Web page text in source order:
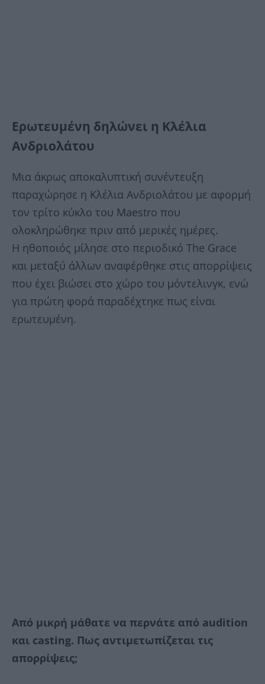
Ερωτευμένη δηλώνει η Κλέλια
Ανδριολάτου
Mια άκρως αποκαλυπτική συνέντευξη
παραχώρησε η Κλέλια Ανδριολάτου με αφορμή
τον τρίτο κύκλο του Maestro που
ολοκληρώθηκε πριν από μερικές ημέρες.
Η ηθοποιός μίλησε στο περιοδικό The Grace
και μεταξύ άλλων αναφέρθηκε στις απορρίψεις
που έχει βιώσει στο χώρο του μόντελινγκ, ενώ
για πρώτη φορά παραδέχτηκε πως είναι
ερωτευμένη.
Από μικρή μάθατε να περνάτε από audition
και casting. Πως αντιμετωπίζεται τις
απορρίψεις;